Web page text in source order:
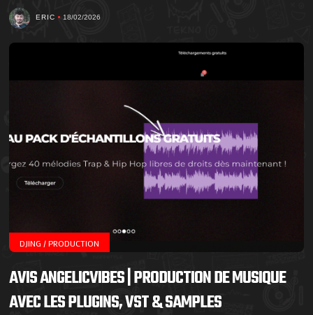
ERIC 18/02/2026
DJING / PRODUCTION
AVIS ANGELICVIBES | PRODUCTION DE MUSIQUE
AVEC LES PLUGINS, VST & SAMPLES